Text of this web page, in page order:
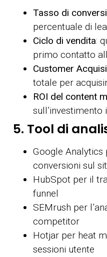
Tasso di
percentuale di
Ciclo di vendita:
primo contatto
Customer
totale per
ROI del content
sull’investimento
5. Tool di
Google
conversioni sul
HubSpot per il
funnel
SEMrush per
competitor
Hotjar per heat
sessioni utente